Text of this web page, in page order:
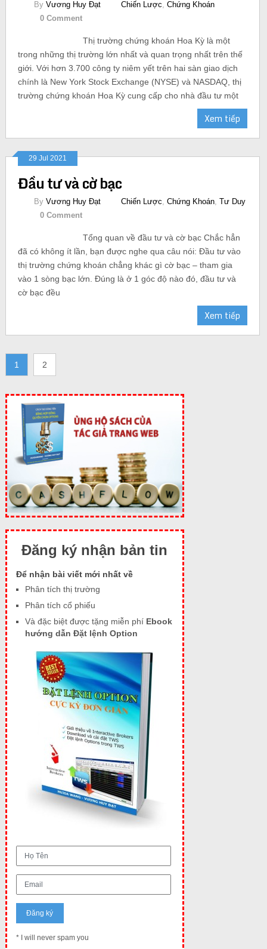
By Vương Huy Đạt Chiến Lược Chứng Khoán
0 Comment
Thị trường chứng khoán Hoa Kỳ là một
trong những thị trường lớn nhất và quan trọng nhất trên thế
giới. Với hơn 3.700 công ty niêm yết trên hai sàn giao dịch
chính là New York Stock Exchange (NYSE) và NASDAQ, thị
trường chứng khoán Hoa Kỳ cung cấp cho nhà đầu tư một
Xem tiếp
29 Jul 2021
Đầu tư và cờ bạc
By Vương Huy Đạt Chiến Lược Chứng Khoán, Tư Duy
0 Comment
Tổng quan về đầu tư và cờ bạc Chắc hẳn
đã có không ít lần, bạn được nghe qua câu nói: Đầu tư vào
thị trường chứng khoán chẳng khác gì cờ bạc – tham gia
vào 1 sòng bạc lớn. Đúng là ở 1 góc độ nào đó, đầu tư và
cờ bạc đều
Xem tiếp
1 2
Đăng ký nhận bản tin
Để nhận bài viết mới nhất về
Phân tích thị trường
Phân tích cổ phiếu
Và đặc biệt được tặng miễn phí Ebook
hướng dẫn Đặt lệnh Option
* I will never spam you